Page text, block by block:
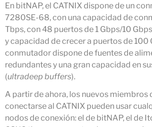
enero 2025
diciembre
noviembre
octubre
julio 2024
mayo 2024
abril 2024
diciembre
En bitNAP, el CATNIX dispone de un
7280SE-68, con una capacidad de
Tbps, con 48 puertos de 1 Gbps/10
y capacidad de crecer a puertos de 100
conmutador dispone de fuentes de
redundantes y una gran capacidad en
(ultradeep buffers).
A partir de ahora, los nuevos miembros
conectarse al CATNIX pueden usar
nodos de conexión: el de bitNAP, el de